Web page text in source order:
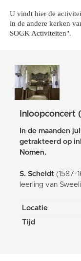
Contact
Vaktaal
U vindt hier de
in de andere kerken
SOGK Activiteiten".
Inloopconcert
In de maanden
getrakteerd op
Nomen.
S. Scheidt (1587-
leerling van
Locatie
Tijd